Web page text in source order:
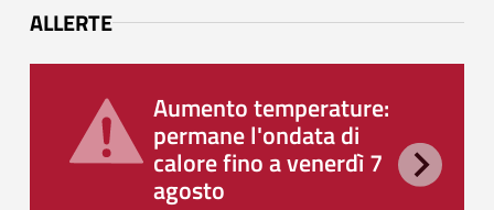
ALLERTE
Aumento temperature:
permane l'ondata di
calore fino a venerdì 7
agosto